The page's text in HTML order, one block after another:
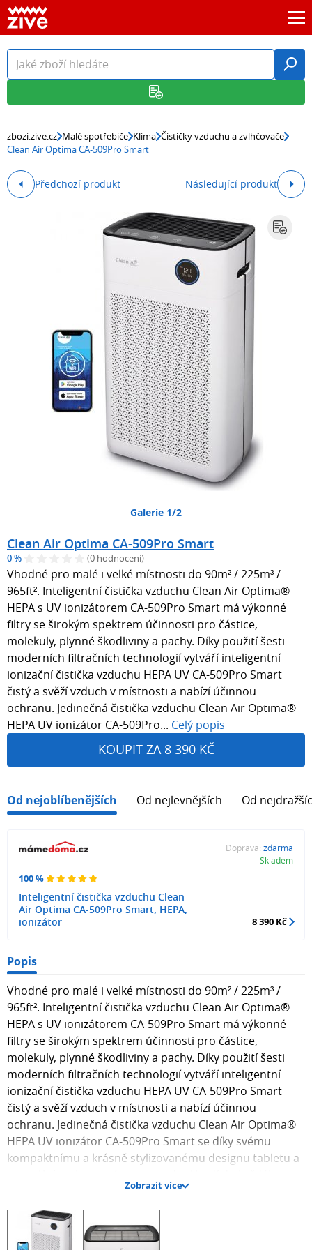
zbozi.zive.cz Malé spotřebiče Klima Čističky vzduchu a zvlhčovače
Clean Air Optima CA-509Pro Smart
Předchozí produkt Následující produkt
Galerie 1/2
Clean Air Optima CA-509Pro Smart
0 % (0 hodnocení)
Vhodné pro malé i velké místnosti do 90m² / 225m³ /
965ft². Inteligentní čistička vzduchu Clean Air Optima®
HEPA s UV ionizátorem CA-509Pro Smart má výkonné
filtry se širokým spektrem účinnosti pro částice,
molekuly, plynné škodliviny a pachy. Díky použití šesti
moderních filtračních technologií vytváří inteligentní
ionizační čistička vzduchu HEPA UV CA-509Pro Smart
čistý a svěží vzduch v místnosti a nabízí účinnou
ochranu. Jedinečná čistička vzduchu Clean Air Optima®
HEPA UV ionizátor CA-509Pro... Celý popis
KOUPIT ZA 8 390 KČ
Od nejoblíbenějších Od nejlevnějších Od
100 %
Inteligentní čistička vzduchu Clean
Air Optima CA-509Pro Smart, HEPA,
ionizátor
Doprava: zdarma
Skladem
8 390 Kč
Popis
Vhodné pro malé i velké místnosti do 90m² / 225m³ /
965ft². Inteligentní čistička vzduchu Clean Air Optima®
HEPA s UV ionizátorem CA-509Pro Smart má výkonné
filtry se širokým spektrem účinnosti pro částice,
molekuly, plynné škodliviny a pachy. Díky použití šesti
moderních filtračních technologií vytváří inteligentní
ionizační čistička vzduchu HEPA UV CA-509Pro Smart
čistý a svěží vzduch v místnosti a nabízí účinnou
ochranu. Jedinečná čistička vzduchu Clean Air Optima®
HEPA UV ionizátor CA-509Pro Smart se díky svému
kompaktnímu a krásně stylizovanému designu tabletu a
interiéru. Díky širokému spektru účinků je čistička
vzduchu CA-509Pro Smart vhodná zejména pro osoby
trpící astmatem, bronchitidou, CHOPN, alergiemi a
osoby se slabým imunitním systémem. Účinné čištění
Zobrazit více